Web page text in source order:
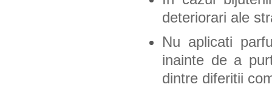
deteriorari ale
Nu aplicati
inainte de a
dintre diferitii